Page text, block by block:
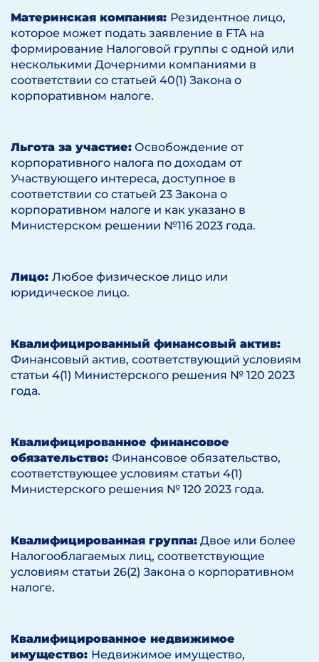
Материнская компания: Резидентное лицо,
которое может подать заявление в FTA на
формирование Налоговой группы с одной или
несколькими Дочерними компаниями в
соответствии со статьей 40(1) Закона о
корпоративном налоге.
Льгота за участие: Освобождение от
корпоративного налога по доходам от
Участвующего интереса, доступное в
соответствии со статьей 23 Закона о
корпоративном налоге и как указано в
Министерском решении №116 2023 года.
Лицо: Любое физическое лицо или
юридическое лицо.
Квалифицированный финансовый актив:
Финансовый актив, соответствующий условиям
статьи 4(1) Министерского решения № 120 2023
года.
Квалифицированное финансовое
обязательство: Финансовое обязательство,
соответствующее условиям статьи 4(1)
Министерского решения № 120 2023 года.
Квалифицированная группа: Двое или более
Налогооблагаемых лиц, соответствующие
условиям статьи 26(2) Закона о корпоративном
налоге.
Квалифицированное недвижимое
имущество: Недвижимое имущество,